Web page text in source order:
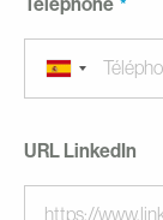
URL LinkedIn